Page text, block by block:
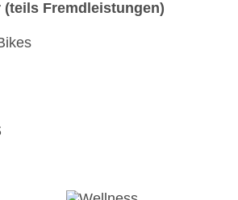
(teils Fremdleistungen)